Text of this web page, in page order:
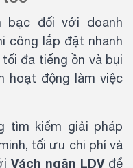
bạc đối với doanh
công lắp đặt nhanh
đa tiếng ồn và bụi
hoạt động làm việc
tìm kiếm giải pháp
tối ưu chi phí và
Vách ngăn LDVđể